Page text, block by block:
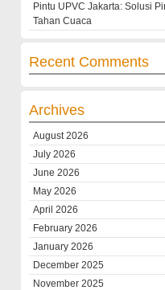
Pintu UPVC Jakarta: Solusi
Tahan Cuaca
Recent Comments
Archives
August 2026
July 2026
June 2026
May 2026
April 2026
February 2026
January 2026
December 2025
November 2025